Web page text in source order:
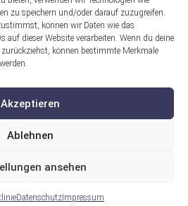
zu speichern und/oder darauf zuzugreifen.
können wir Daten wie das
auf dieser Website verarbeiten. Wenn du deine
können bestimmte Merkmale
Akzeptieren
Ablehnen
ansehen
Datenschutz Impressum
Gesundheit